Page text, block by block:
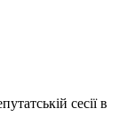
сесії в